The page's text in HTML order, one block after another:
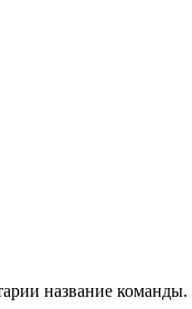
название команды.